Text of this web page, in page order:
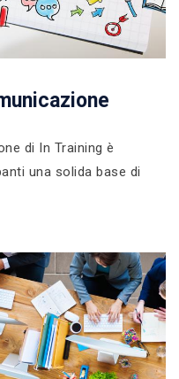
di In Training è
una solida base di